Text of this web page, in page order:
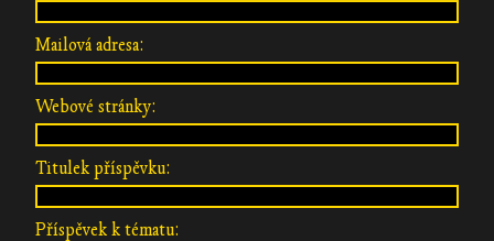
Mailová adresa:
Webové stránky:
Titulek příspěvku:
Příspěvek k tématu: